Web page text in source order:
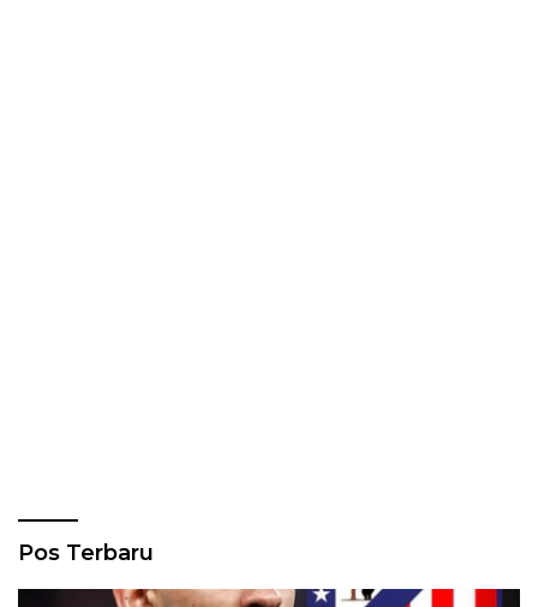
Pos Terbaru